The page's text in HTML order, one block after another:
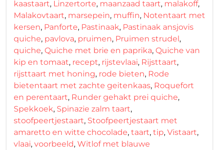
kaastaart, Linzertorte, maanzaad taart, malakoff,
Malakovtaart, marsepein, muffin, Notentaart met
kersen, Panforte, Pastinaak, Pastinaak ansjovis
quiche, pavlova, pruimen, Pruimen strudel,
quiche, Quiche met brie en paprika, Quiche van
kip en tomaat, recept, rijstevlaai, Rijsttaart,
rijsttaart met honing, rode bieten, Rode
bietentaart met zachte geitenkaas, Roquefort
en perentaart, Runder gehakt prei quiche,
Spekkoek, Spinazie zalm taart,
stoofpeertjestaart, Stoofpeertjestaart met
amaretto en witte chocolade, taart, tip, Vistaart,
vlaai, voorbeeld, Witlof met blauwe